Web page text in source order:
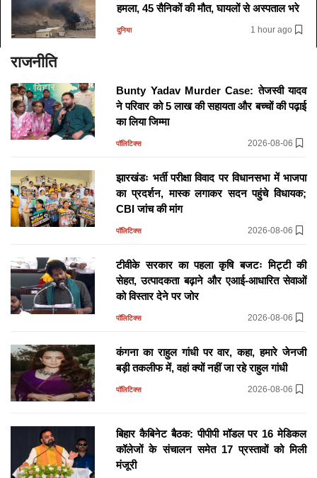
हमला, 45 सैनिकों की मौत, घायलों से अस्पताल भरे
दुनिया 1 hour ago
के पायलट
संसद मानसून सत्र: FCRA, परिसीमन और महिला
बनी सहमति
देश 3 hours ago
WomensT20 Asia Cup 2026: महिला टी20
एशिया कप का शेड्यूल जारी, 5 सितंबर को होगा
क्रिकेट 10 hours ago
4000 किमी तक की दूरी पर बैठे दुश्मन की खैर नहीं,
Agni-4 Missile का सफल परीक्षण
पश्चिम बंगालः महिलाओं को इस दिन से मिलेंगे हर
महीने 3000 रुपये, अन्नपूर्णा योजना की पहली किस्त
प्रदेश 11 hours ago
भीलवाड़ा में एएनटीएफ और तस्करों के बीच मुठभेड़,
जवाबी फायरिंग में एक तस्कर ढेर
राजनीति
Bunty Yadav Murder Case: तेजस्वी यादव
ने परिवार को 5 लाख की सहायता और बच्चों की पढ़ाई
का लिया जिम्मा
पॉलिटिक्स 2026-08-06
झारखंडः भर्ती परीक्षा विवाद पर विधानसभा में भाजपा
का प्रदर्शन, मास्क लगाकर सदन पहुंचे विधायक;
CBI जांच की मांग
पॉलिटिक्स 2026-08-06
टीवीके सरकार का पहला कृषि बजटः मिट्टी की
सेहत, उत्पादकता बढ़ाने और एआई-आधारित सेवाओं
को विस्तार देने पर जोर
पॉलिटिक्स 2026-08-06
कंगना का राहुल गांधी पर वार, कहा, हमारे जेनजी
बड़ी तकलीफ में, वहां क्यों नहीं जा रहे राहुल गांधी
पॉलिटिक्स 2026-08-06
बिहार कैबिनेट बैठक: पीपीपी मॉडल पर 16 मेडिकल
कॉलेजों के संचालन समेत 17 प्रस्तावों को मिली
मंजूरी